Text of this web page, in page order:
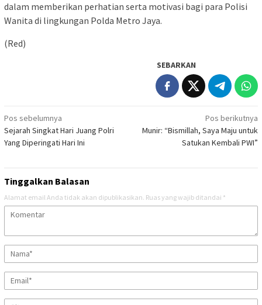
dalam memberikan perhatian serta motivasi bagi para Polisi
Wanita di lingkungan Polda Metro Jaya.
(Red)
SEBARKAN
Navigasi
pos
Pos sebelumnya
Sejarah Singkat Hari Juang Polri
Yang Diperingati Hari Ini
Pos berikutnya
Munir: “Bismillah, Saya Maju untuk
Satukan Kembali PWI”
Tinggalkan Balasan
Alamat email Anda tidak akan dipublikasikan. Ruas yang wajib ditandai *